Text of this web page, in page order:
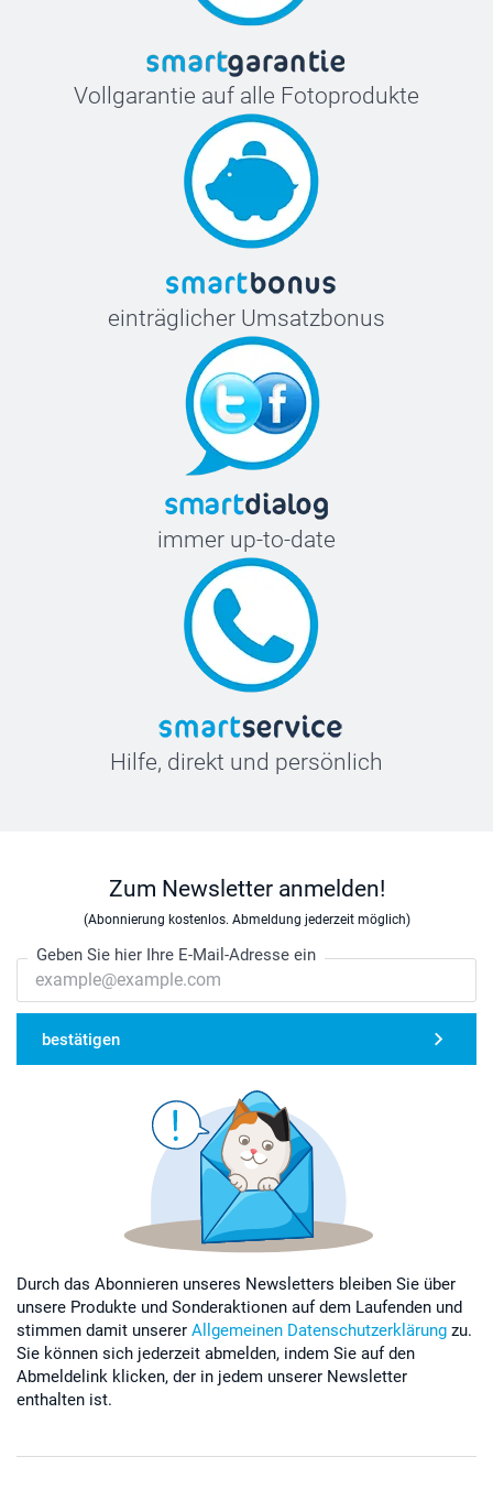
Vollgarantie auf alle Fotoprodukte
einträglicher Umsatzbonus
immer up-to-date
Hilfe, direkt und persönlich
Zum Newsletter anmelden!
(Abonnierung kostenlos. Abmeldung jederzeit möglich)
Geben Sie hier Ihre E-Mail-Adresse ein
bestätigen
Durch das Abonnieren unseres Newsletters bleiben Sie über
unsere Produkte und Sonderaktionen auf dem Laufenden und
stimmen damit unserer Allgemeinen Datenschutzerklärung zu.
Sie können sich jederzeit abmelden, indem Sie auf den
Abmeldelink klicken, der in jedem unserer Newsletter
enthalten ist.